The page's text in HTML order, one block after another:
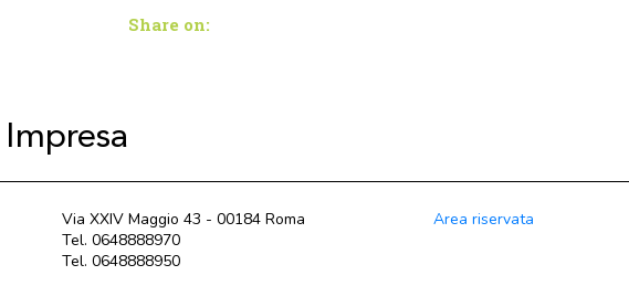
Share on:
Via XXIV Maggio 43 - 00184 Roma
Tel. 0648888970
Tel. 0648888950
Area riservata